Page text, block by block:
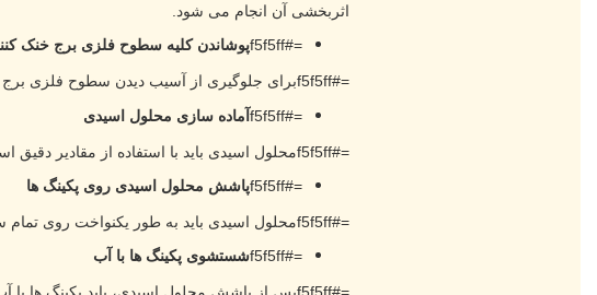
اثربخشی آن انجام می شود.
=#f5f5ff
پوشاندن کلیه سطوح فلزی برج خنک
=#f5f5ffبرای جلوگیری از آسیب دیدن سطوح فلزی برج خنک کننده توسط محلول اسیدی، باید آنها را با یک ماده محافظ مانند رنگ یا موم پوشاند.
=#f5f5ff
آماده سازی محلول اسیدی
=#f5f5ffمحلول اسیدی باید با استفاده از مقادیر دقیق اسید و آب تهیه شود. غلظت محلول اسیدی به نوع رسوب موجود روی پکینگ ها بستگی دارد.
=#f5f5ff
پاشش محلول اسیدی روی پکینگ ها
=#f5f5ffمحلول اسیدی باید به طور یکنواخت روی تمام سطح پکینگ ها پاشیده شود. این کار برای اطمینان از از بین رفتن کامل رسوب ها انجام می شود.
=#f5f5ff
شستشوی پکینگ ها با آب